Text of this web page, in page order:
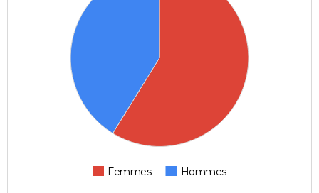
Femmes Hommes